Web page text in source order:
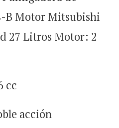
B Motor Mitsubishi
27 Litros Motor: 2
cc
acción